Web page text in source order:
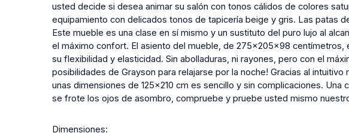
usted decide si desea animar su salón con tonos cálidos de colores
equipamiento con delicados tonos de tapicería beige y gris. Las patas
Este mueble es una clase en sí mismo y un sustituto del puro lujo al
el máximo confort. El asiento del mueble, de 275x205x98
su flexibilidad y elasticidad. Sin abolladuras, ni rayones, pero con el
posibilidades de Grayson para relajarse por la noche! Gracias al
unas dimensiones de 125x210 cm es sencillo y sin complicaciones.
se frote los ojos de asombro, compruebe y pruebe usted mismo
Dimensiones: